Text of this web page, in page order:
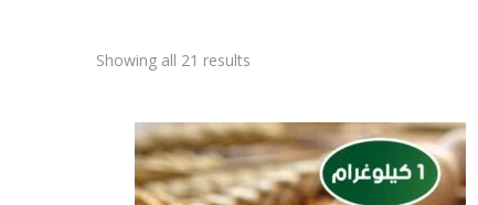
Showing all 21 results